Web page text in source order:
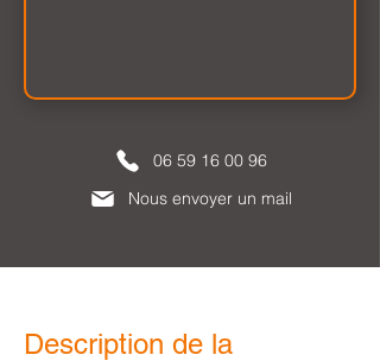
06 59 16 00 96
Nous envoyer un mail
Description de la